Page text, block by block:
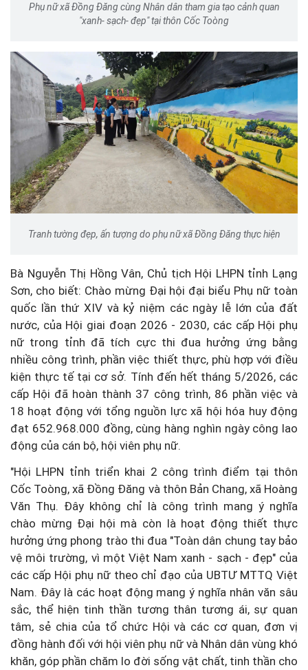
Phụ nữ xã Đồng Đăng cùng Nhân dân tham gia tạo cảnh quan
"xanh- sạch- đẹp" tại thôn Cốc Toòng
Tranh tường đẹp, ấn tượng do phụ nữ xã Đồng Đăng thực hiện
Bà Nguyễn Thị Hồng Vân, Chủ tịch Hội LHPN tỉnh Lạng
Sơn, cho biết: Chào mừng Đại hội đại biểu Phụ nữ toàn
quốc lần thứ XIV và kỷ niệm các ngày lễ lớn của đất
nước, của Hội giai đoạn 2026 - 2030, các cấp Hội phụ
nữ trong tỉnh đã tích cực thi đua hưởng ứng bằng
nhiều công trình, phần việc thiết thực, phù hợp với điều
kiện thực tế tại cơ sở. Tính đến hết tháng 5/2026, các
cấp Hội đã hoàn thành 37 công trình, 86 phần việc và
18 hoạt động với tổng nguồn lực xã hội hóa huy động
đạt 652.968.000 đồng, cùng hàng nghìn ngày công lao
động của cán bộ, hội viên phụ nữ.
"Hội LHPN tỉnh triển khai 2 công trình điểm tại thôn
Cốc Toòng, xã Đồng Đăng và thôn Bản Chang, xã Hoàng
Văn Thụ. Đây không chỉ là công trình mang ý nghĩa
chào mừng Đại hội mà còn là hoạt động thiết thực
hưởng ứng phong trào thi đua "Toàn dân chung tay bảo
vệ môi trường, vì một Việt Nam xanh - sạch - đẹp" của
các cấp Hội phụ nữ theo chỉ đạo của UBTƯ MTTQ Việt
Nam. Đây là các hoạt động mang ý nghĩa nhân văn sâu
sắc, thể hiện tinh thần tương thân tương ái, sự quan
tâm, sẻ chia của tổ chức Hội và các cơ quan, đơn vị
đồng hành đối với hội viên phụ nữ và Nhân dân vùng khó
khăn, góp phần chăm lo đời sống vật chất, tinh thần cho